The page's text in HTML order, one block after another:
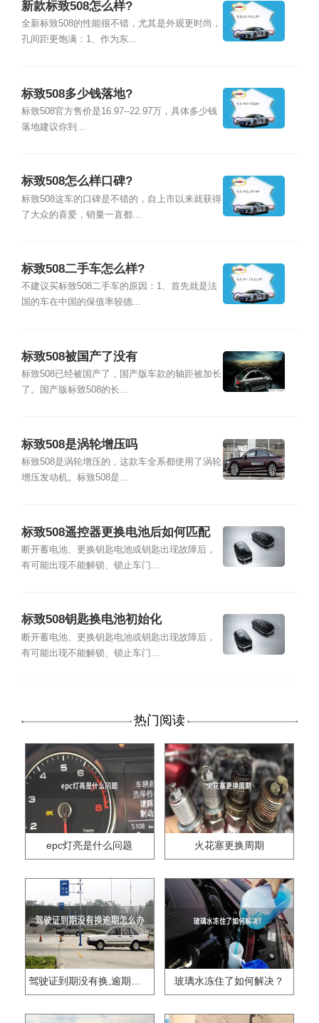
新款标致508怎么样?
全新标致508的性能很不错，尤其是外观更时尚，
孔间距更饱满：1、作为东...
标致508多少钱落地?
标致508官方售价是16.97--22.97万，具体多少钱
落地建议你到...
标致508怎么样口碑?
标致508这车的口碑是不错的，自上市以来就获得
了大众的喜爱，销量一直都...
标致508二手车怎么样?
不建议买标致508二手车的原因：1、首先就是法
国的车在中国的保值率较德...
标致508被国产了没有
标致508已经被国产了，国产版车款的轴距被加长
了。国产版标致508的长...
标致508是涡轮增压吗
标致508是涡轮增压的，这款车全系都使用了涡轮
增压发动机。标致508是...
标致508遥控器更换电池后如何匹配
断开蓄电池、更换钥匙电池或钥匙出现故障后，
有可能出现不能解锁、锁止车门...
标致508钥匙换电池初始化
断开蓄电池、更换钥匙电池或钥匙出现故障后，
有可能出现不能解锁、锁止车门...
热门阅读
epc灯亮是什么问题 火花塞更换周期
玻璃水冻住了如何解决？